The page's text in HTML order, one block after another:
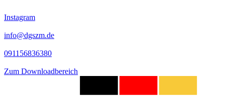
Instagram
info@dgszm.de
091156836380
Zum Downloadbereich